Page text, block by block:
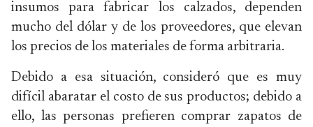
insumos para fabricar los calzados, dependen
mucho del dólar y de los proveedores, que elevan
los precios de los materiales de forma arbitraria.
Debido a esa situación, consideró que es muy
difícil abaratar el costo de sus productos; debido a
ello, las personas prefieren comprar zapatos de